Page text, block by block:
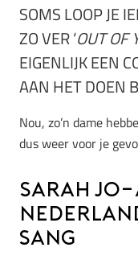
SOMS LOOP JE
ZO VER ‘OUT OF
EIGENLIJK EEN
AAN HET DOEN
Nou, zo’n dame
dus weer voor je
Sarah Jo-
sang